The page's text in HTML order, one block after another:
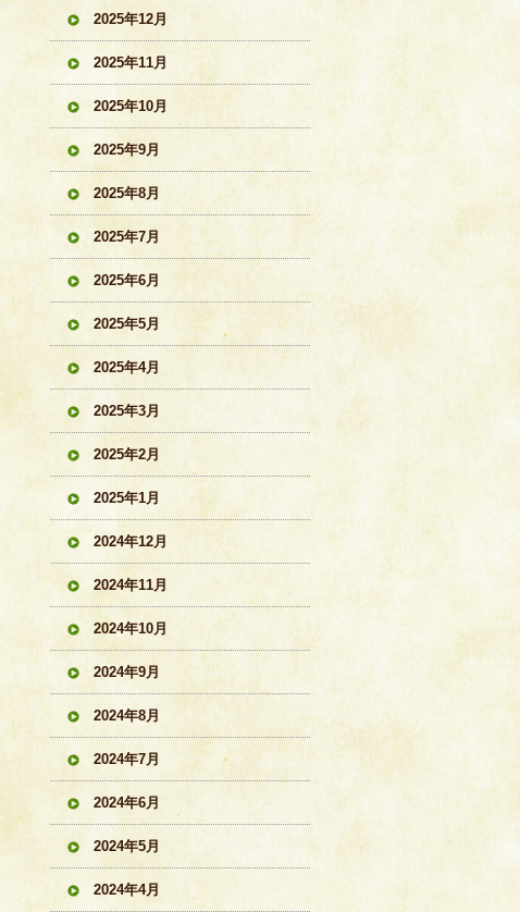
2025年12月
2025年11月
2025年10月
2025年9月
2025年8月
2025年7月
2025年6月
2025年5月
2025年4月
2025年3月
2025年2月
2025年1月
2024年12月
2024年11月
2024年10月
2024年9月
2024年8月
2024年7月
2024年6月
2024年5月
2024年4月